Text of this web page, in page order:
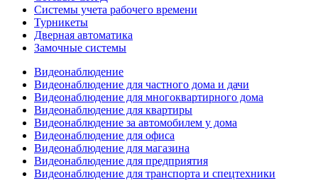
Системы учета рабочего времени
Турникеты
Дверная автоматика
Замочные системы
Видеонаблюдение
Видеонаблюдение для частного дома и дачи
Видеонаблюдение для многоквартирного дома
Видеонаблюдение для квартиры
Видеонаблюдение за автомобилем у дома
Видеонаблюдение для офиса
Видеонаблюдение для магазина
Видеонаблюдение для предприятия
Видеонаблюдение для транспорта и спецтехники